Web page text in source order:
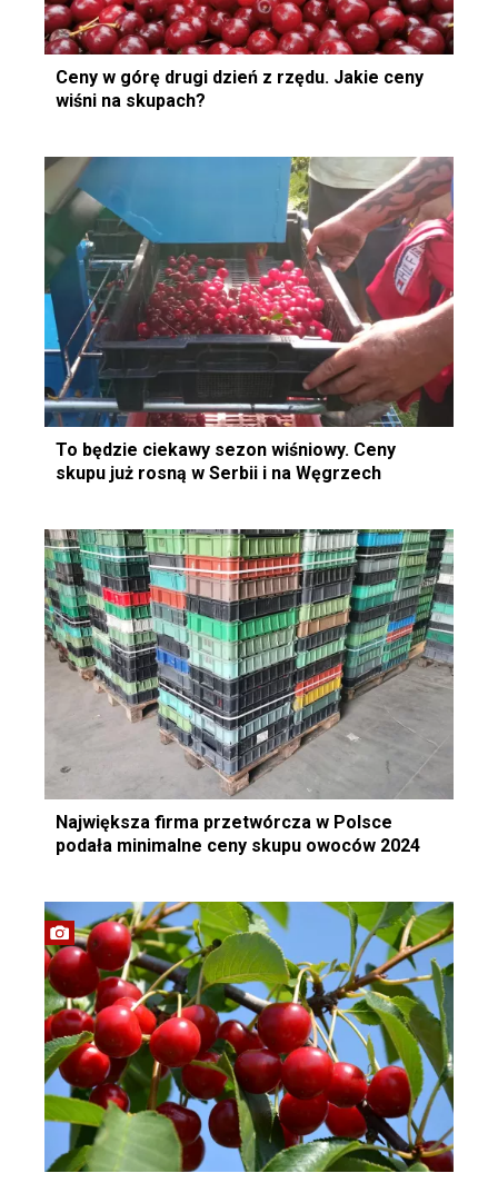
Ceny w górę drugi dzień z rzędu. Jakie ceny
wiśni na skupach?
To będzie ciekawy sezon wiśniowy. Ceny
skupu już rosną w Serbii i na Węgrzech
Największa firma przetwórcza w Polsce
podała minimalne ceny skupu owoców 2024